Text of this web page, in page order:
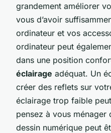
grandement améliorer
vous d’avoir
ordinateur et vos
ordinateur peut
dans une position
éclairage adéquat. Un
créer des reflets sur
éclairage trop faible
pensez à vous ménager
dessin numérique peut